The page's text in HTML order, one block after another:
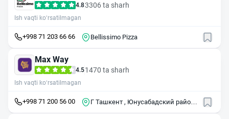
4.83306 ta sharh
Ish vaqti ko‘rsatilmagan
+998 71 203 66 66 Bellissimo Pizza
Max Way
4.51470 ta sharh
Ish vaqti ko‘rsatilmagan
+998 71 200 56 00
Г Ташкент , Юнусабадский район ,